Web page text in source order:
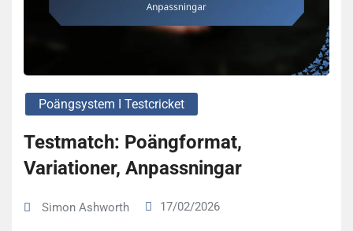
Poängsystem I Testcricket
Testmatch: Poängformat,
Variationer, Anpassningar
Simon Ashworth 17/02/2026